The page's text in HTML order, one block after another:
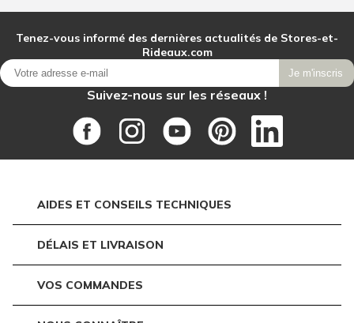
Tenez-vous informé des dernières actualités de Stores-et-
Rideaux.com
Je m'inscris
Suivez-nous sur les réseaux !
AIDES ET CONSEILS TECHNIQUES
DÉLAIS ET LIVRAISON
VOS COMMANDES